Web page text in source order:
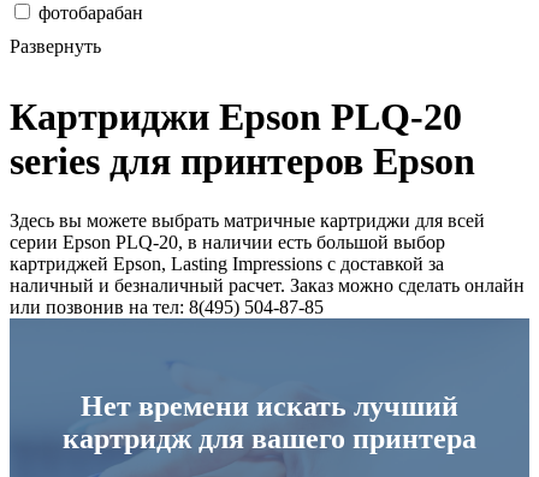
фотобарабан
Развернуть
Картриджи Epson PLQ-20
series для принтеров Epson
Здесь вы можете выбрать матричные картриджи для всей
серии Epson PLQ-20, в наличии есть большой выбор
картриджей Epson, Lasting Impressions с доставкой за
наличный и безналичный расчет. Заказ можно сделать онлайн
или позвонив на тел: 8(495) 504-87-85
Нет времени искать лучший
картридж для вашего принтера